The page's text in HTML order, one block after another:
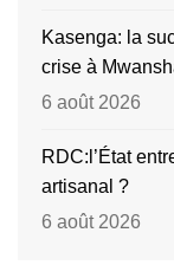
Kasenga: la
crise à
6 août 2026
RDC:l’État
artisanal ?
6 août 2026